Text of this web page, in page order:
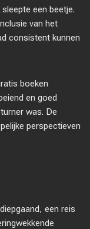
een beetje.
van het
consistent kunnen
boeken
en goed
was. De
perspectieven
een reis